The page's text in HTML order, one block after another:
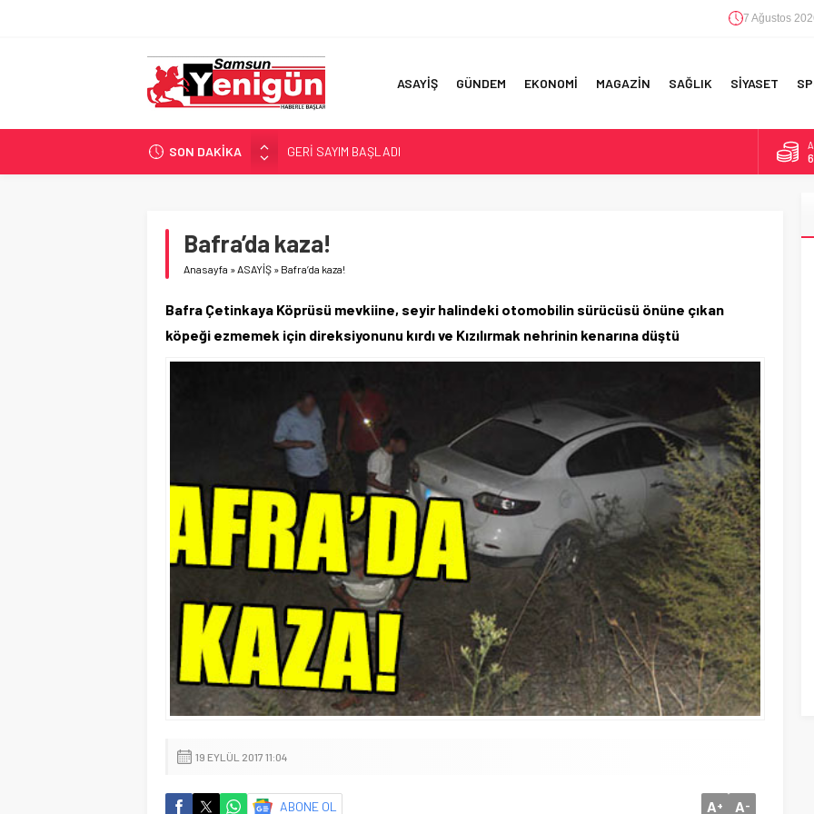
7 Ağustos
ASAYİŞ GÜNDEM EKONOMİ MAGAZİN SAĞLIK SİYASET
SON DAKİKA
GERİ SAYIM BAŞLADI
SAMSUNSPOR’DA HEDEF 5’İNCİLİK!
İŞTE FINDIK FİYATI!
Bafra’da kaza!
Anasayfa »ASAYİŞ » Bafra’da kaza!
Bafra Çetinkaya Köprüsü mevkiine, seyir halindeki otomobilin sürücüsü önüne çıkan
köpeği ezmemek için direksiyonunu kırdı ve Kızılırmak nehrinin kenarına düştü
19 EYLÜL 2017 11:04
ABONE OL A+ A-